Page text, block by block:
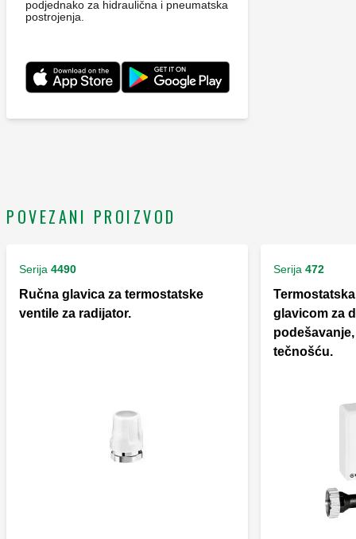
podjednako za hidraulična i pneumatska
postrojenja.
POVEZANI PROIZVOD
Serija 4490
Ručna glavica za termostatske
ventile za radijator.
Serija 472
glavicom za
tečnošću.